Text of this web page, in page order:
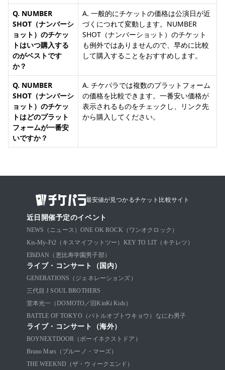
Q. NUMBER
SHOT（ナンバーシ
ョット）のチケッ
トはいつ購入する
のがベストです
か？
A. 一般的にチケットの価格は公演日が近
づくにつれて変動します。NUMBER
SHOT（ナンバーショット）のチケット
も例外ではありませんので、早めに比較
して購入することをおすすめします。
Q. NUMBER
SHOT（ナンバーシ
ョット）のチケッ
トはどのプラット
フォームが一番安
いですか？
A. チケパラでは複数のプラットフォーム
の価格を比較できます。一番安い価格が
表示されるものをチェックし、リンク先
から購入してください。
最安値が見つかるチケット比較サイト
近日開催予定のイベント
NEWS（ニュース） ONE OK ROCK（ワンオクロック）
Kis-My-Ft2（キスマイフットツー） KEY TO LIT（キテレツ）
EBiDAN（恵比寿学園男子部）
ライブ・コンサート（国内）
GENERATIONS（ジェネレーションズ）
三代目 J SOUL BROTHERS
堂本光一（DOMOTO／旧KinKi Kids）
BATTLE OF TOKYO（バトルオブトウキョウ）
なにわ男子
ライブ・コンサート（海外）
BOYNEXTDOOR（ボーイネクストドア）
Bruno Mars（ブルーノ・マーズ）
THE WEEKND（ザ・ウィークエンド）